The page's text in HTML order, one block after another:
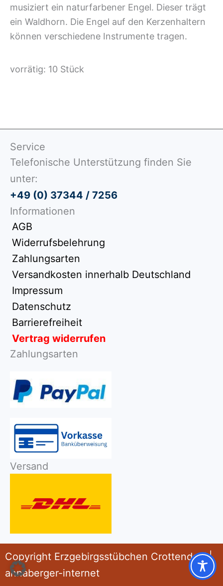
musiziert ein naturfarbener Engel. Dieser trägt
ein Waldhorn. Die Engel auf den Kerzenhaltern
können verschiedene Instrumente tragen.
vorrätig: 10 Stück
Service
Telefonische Unterstützung finden Sie
unter:
+49 (0) 37344 / 7256
Informationen
AGB
Widerrufsbelehrung
Zahlungsarten
Versandkosten innerhalb Deutschland
Impressum
Datenschutz
Barrierefreiheit
Vertrag widerrufen
Zahlungsarten
Versand
Copyright Erzgebirgsstübchen Crottendorf |
annaberger-internet